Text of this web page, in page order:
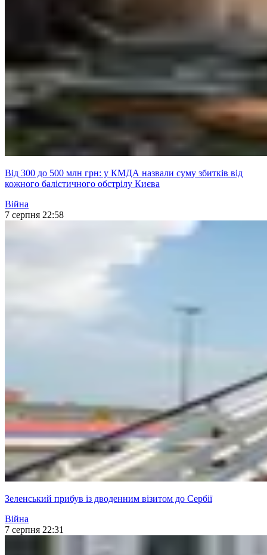
Від 300 до 500 млн грн: у КМДА назвали суму збитків від
кожного балістичного обстрілу Києва
Війна
7 серпня 22:58
Зеленський прибув із дводенним візитом до Сербії
Війна
7 серпня 22:31